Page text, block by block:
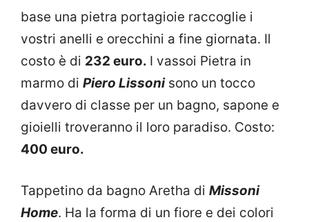
base una pietra portagioie raccoglie i
vostri anelli e orecchini a fine giornata. Il
costo è di 232 euro. I vassoi Pietra in
marmo di Piero Lissonisono un tocco
davvero di classe per un bagno, sapone e
gioielli troveranno il loro paradiso. Costo:
400 euro.
Tappetino da bagno Aretha di Missoni
Home. Ha la forma di un fiore e dei colori